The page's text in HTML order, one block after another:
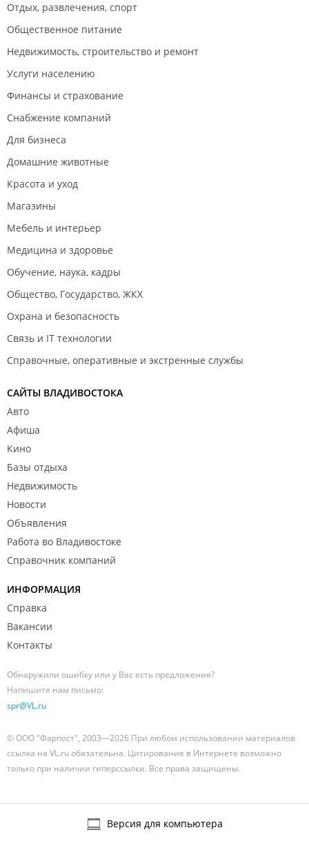
Отдых, развлечения, спорт
Общественное питание
Недвижимость, строительство и ремонт
Услуги населению
Финансы и страхование
Снабжение компаний
Для бизнеса
Домашние животные
Красота и уход
Магазины
Мебель и интерьер
Медицина и здоровье
Обучение, наука, кадры
Общество, Государство, ЖКХ
Охрана и безопасность
Связь и IT технологии
Справочные, оперативные и экстренные службы
САЙТЫ ВЛАДИВОСТОКА
Авто
Афиша
Кино
Базы отдыха
Недвижимость
Новости
Объявления
Работа во Владивостоке
Справочник компаний
ИНФОРМАЦИЯ
Справка
Вакансии
Контакты
Обнаружили ошибку или у Вас есть предложения?
Напишите нам письмо:
spr@VL.ru
© ООО "Фарпост", 2003—2026 При любом использовании материалов
ссылка на VL.ru обязательна. Цитирование в Интернете возможно
только при наличии гиперссылки. Все права защищены.
Версия для компьютера